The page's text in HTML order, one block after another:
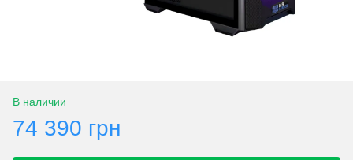
В наличии
74 390 грн